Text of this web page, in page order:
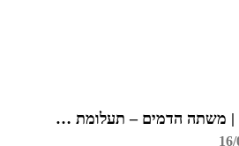
ערבי הכרויות בחיפה | משתה הדמים – תעלומת רצח בכל הארץ